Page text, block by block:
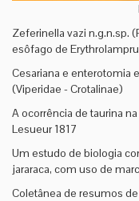
Zeferinella vazi n.g.n.sp.
esôfago de
Cesariana e enterotomia
(Viperidae - Crotalinae)
A ocorrência de taurina
Lesueur 1817
Um estudo de biologia
jararaca, com uso de
Coletânea de resumos